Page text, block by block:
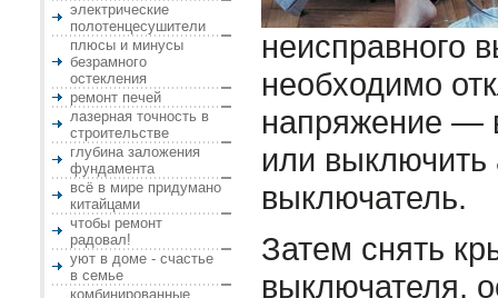
электрические
полотенцесушители
плюсы и минусы
безрамного
остекления
ремонт печей
лазерная точность в
строительстве
глубина заложения
фундамента
всё в мире придумано
китайцами
чтобы ремонт
радовал!
уют в доме - счастье
в семье
комбинированные
неисправного
необходимо
напряжение —
или выключить
выключатель.
Затем снять
выключателя,